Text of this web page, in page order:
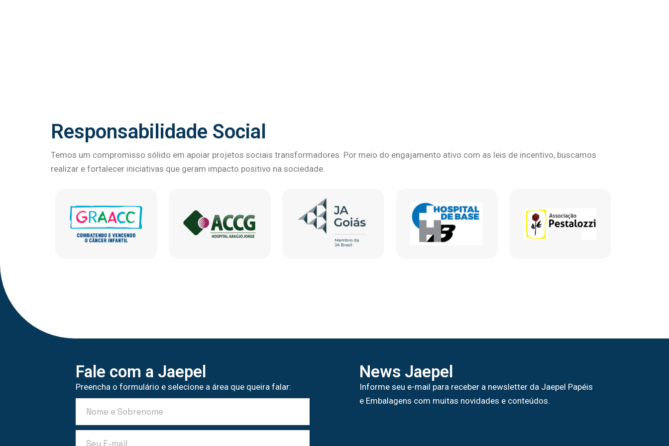
Responsabilidade Social
Temos um compromisso sólido em apoiar projetos sociais transformadores. Por meio do engajamento ativo com as leis de incentivo, buscamos
realizar e fortalecer iniciativas que geram impacto positivo na sociedade.
Fale com a Jaepel
Preencha o formulário e selecione a área que queira falar:
News Jaepel
Informe seu e-mail para receber a newsletter da Jaepel Papéis
e Embalagens com muitas novidades e conteúdos.